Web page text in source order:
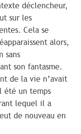
déclencheur,
sur les
Cela se
alors,
sans
son fantasme.
de la vie n’avait
été un temps
lequel il a
de nouveau en